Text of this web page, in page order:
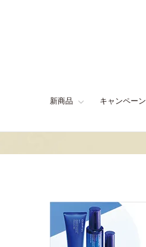
新商品 キャンペーン